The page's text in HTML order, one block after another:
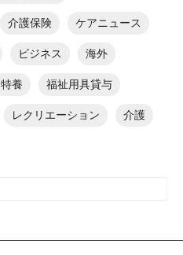
介護保険 ケアニュース
ビジネス 海外
特養 福祉用具貸与
レクリエーション 介護